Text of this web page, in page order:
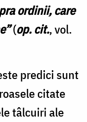
ordinii, care
(op. cit., vol.
predici sunt
citate
tâlcuiri ale